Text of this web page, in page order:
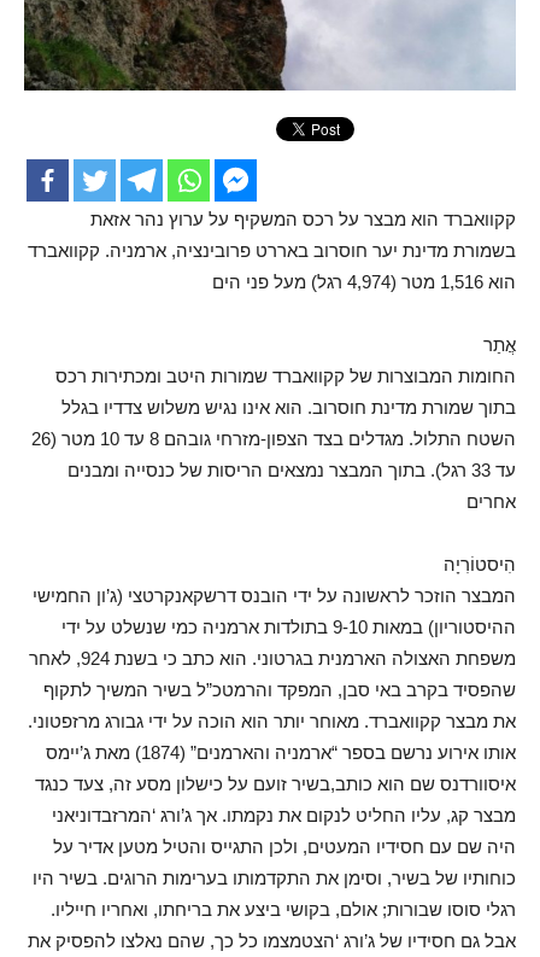
קקוואברד הוא מבצר על רכס המשקיף על ערוץ נהר אזאת
בשמורת מדינת יער חוסרוב באררט פרובינציה, ארמניה. קקוואברד
הוא 1,516 מטר (4,974 רגל) מעל פני הים
אֲתַר
החומות המבוצרות של קקוואברד שמורות היטב ומכתירות רכס
בתוך שמורת מדינת חוסרוב. הוא אינו נגיש משלוש צדדיו בגלל
השטח התלול. מגדלים בצד הצפון-מזרחי גובהם 8 עד 10 מטר (26
עד 33 רגל). בתוך המבצר נמצאים הריסות של כנסייה ומבנים
אחרים
הִיסטוֹרִיָה
המבצר הוזכר לראשונה על ידי הובנס דרשקאנקרטצי (ג’ון החמישי
ההיסטוריון) במאות 9-10 בתולדות ארמניה כמי שנשלט על ידי
משפחת האצולה הארמנית בגרטוני. הוא כתב כי בשנת 924, לאחר
שהפסיד בקרב באי סבן, המפקד והרמטכ”ל בשיר המשיך לתקוף
את מבצר קקוואברד. מאוחר יותר הוא הוכה על ידי גבורג מרזפטוני.
אותו אירוע נרשם בספר “ארמניה והארמנים” (1874) מאת ג’יימס
איסוורדנס שם הוא כותב,בשיר זועם על כישלון מסע זה, צעד כנגד
מבצר קג, עליו החליט לנקום את נקמתו. אך ג’ורג ‘המרזבדוניאני
היה שם עם חסידיו המעטים, ולכן התגייס והטיל מטען אדיר על
כוחותיו של בשיר, וסימן את התקדמותו בערימות הרוגים. בשיר היו
רגלי סוסו שבורות; אולם, בקושי ביצע את בריחתו, ואחריו חייליו.
אבל גם חסידיו של ג’ורג ‘הצטמצמו כל כך, שהם נאלצו להפסיק את